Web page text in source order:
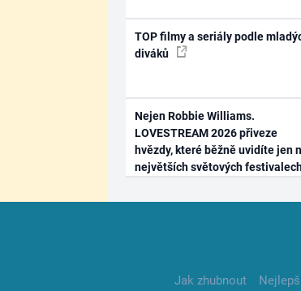
TOP filmy a seriály podle
diváků
Nejen Robbie Williams.
LOVESTREAM 2026 přiveze
hvězdy, které běžně uvidíte jen
největších světových
Jak zhubnout